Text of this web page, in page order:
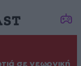
σε γεωργική